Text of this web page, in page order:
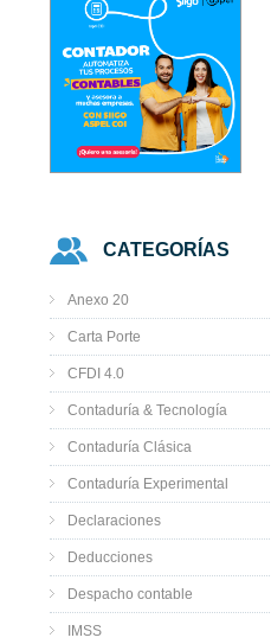
CATEGORÍAS
Anexo 20
Carta Porte
CFDI 4.0
Contaduría & Tecnología
Contaduría Clásica
Contaduría Experimental
Declaraciones
Deducciones
Despacho contable
IMSS